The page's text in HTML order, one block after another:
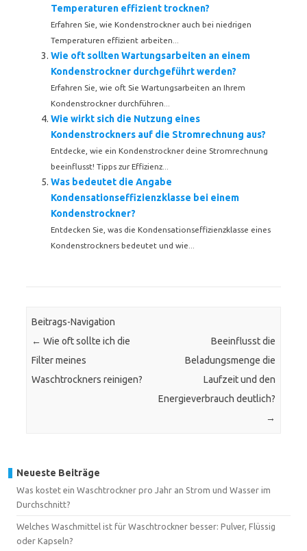
Temperaturen effizient trocknen?
Erfahren Sie, wie Kondenstrockner auch bei niedrigen
Temperaturen effizient arbeiten...
Wie oft sollten Wartungsarbeiten an einem
Kondenstrockner durchgeführt werden?
Erfahren Sie, wie oft Sie Wartungsarbeiten an Ihrem
Kondenstrockner durchführen...
Wie wirkt sich die Nutzung eines
Kondenstrockners auf die Stromrechnung aus?
Entdecke, wie ein Kondenstrockner deine Stromrechnung
beeinflusst! Tipps zur Effizienz...
Was bedeutet die Angabe
Kondensationseffizienzklasse bei einem
Kondenstrockner?
Entdecken Sie, was die Kondensationseffizienzklasse eines
Kondenstrockners bedeutet und wie...
Beitrags-Navigation
← Wie oft sollte ich die
Filter meines
Waschtrockners reinigen?
Beeinflusst die
Beladungsmenge die
Laufzeit und den
Energieverbrauch deutlich?
→
Neueste Beiträge
Was kostet ein Waschtrockner pro Jahr an Strom und Wasser im
Durchschnitt?
Welches Waschmittel ist für Waschtrockner besser: Pulver, Flüssig
oder Kapseln?